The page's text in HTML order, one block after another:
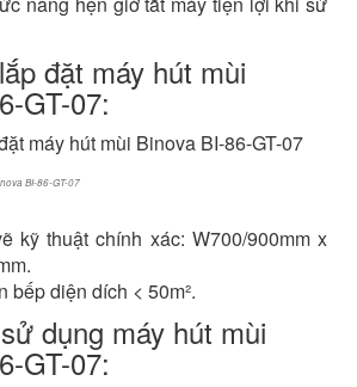
đặt máy hút mùi
GT-07:
BI-86-GT-07
kỹ thuật chính xác: W700/900mm x
bếp diện dích < 50m².
dụng máy hút mùi
GT-07: